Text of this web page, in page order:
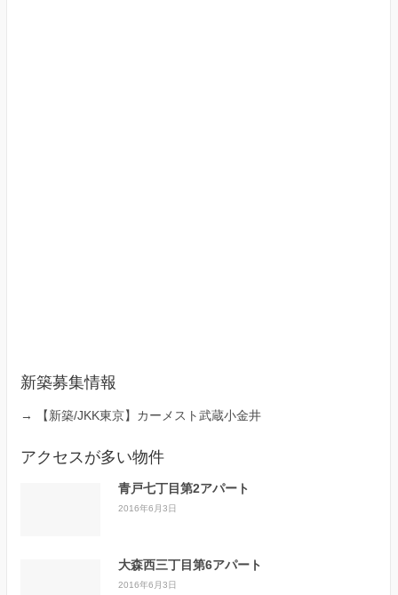
新築募集情報
→ 【新築/JKK東京】カーメスト武蔵小金井
アクセスが多い物件
青戸七丁目第2アパート
2016年6月3日
大森西三丁目第6アパート
2016年6月3日